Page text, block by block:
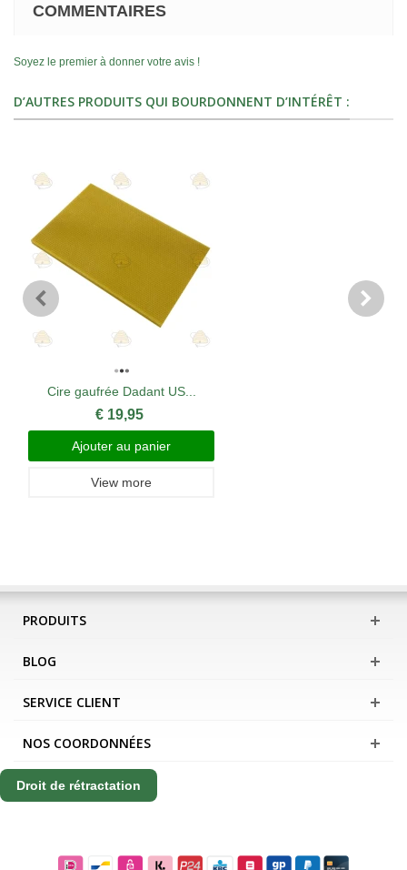
COMMENTAIRES
Soyez le premier à donner votre avis !
D’AUTRES PRODUITS QUI BOURDONNENT D’INTÉRÊT :
Cire gaufrée Dadant US...
€ 19,95
Ajouter au panier
View more
PRODUITS
BLOG
SERVICE CLIENT
NOS COORDONNÉES
Droit de rétractation